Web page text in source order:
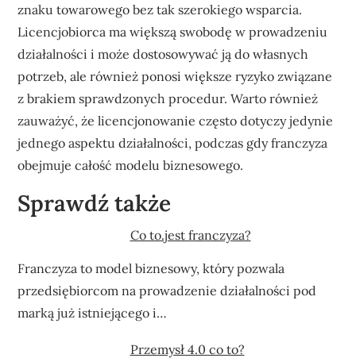
znaku towarowego bez tak szerokiego wsparcia.
Licencjobiorca ma większą swobodę w prowadzeniu
działalności i może dostosowywać ją do własnych
potrzeb, ale również ponosi większe ryzyko związane
z brakiem sprawdzonych procedur. Warto również
zauważyć, że licencjonowanie często dotyczy jedynie
jednego aspektu działalności, podczas gdy franczyza
obejmuje całość modelu biznesowego.
Sprawdź także
Co to.jest franczyza?
Franczyza to model biznesowy, który pozwala
przedsiębiorcom na prowadzenie działalności pod
marką już istniejącego i…
Przemysł 4.0 co to?